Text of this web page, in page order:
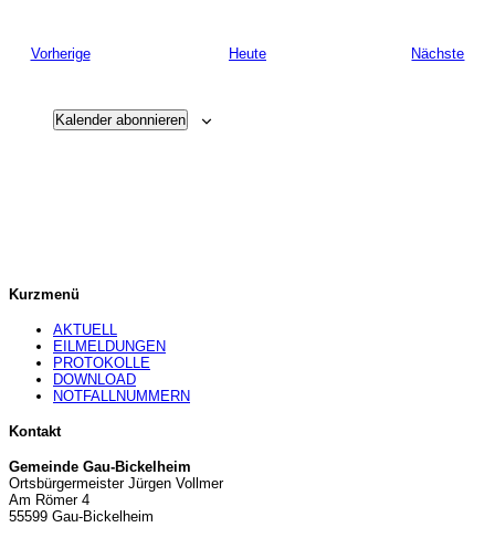
VorherigeVeranstaltungen Heute Nächste
Kalender abonnieren
Kurzmenü
AKTUELL
EILMELDUNGEN
PROTOKOLLE
DOWNLOAD
NOTFALLNUMMERN
Kontakt
Gemeinde Gau-Bickelheim
Ortsbürgermeister Jürgen Vollmer
Am Römer 4
55599 Gau-Bickelheim